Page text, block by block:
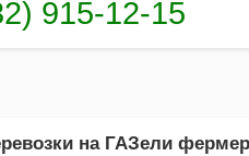
на ГАЗели